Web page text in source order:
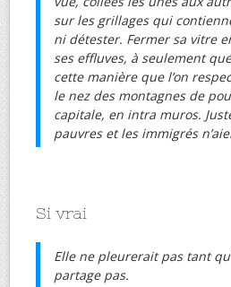
sur les grillages qui
ni détester. Fermer sa vitre
ses effluves, à seulement
cette manière que l’on
le nez des montagnes de
capitale, en intra muros.
pauvres et les immigrés
Si vrai
Elle ne pleurerait pas tant
partage pas.